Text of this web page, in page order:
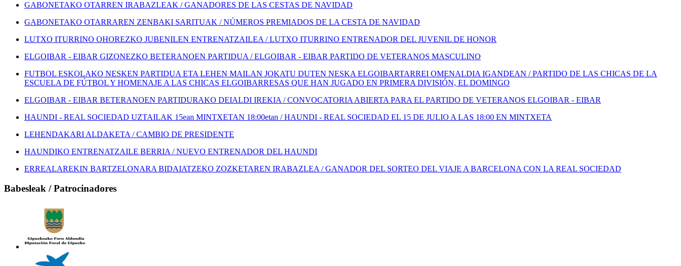
GABONETAKO OTARREN IRABAZLEAK / GANADORES DE LAS CESTAS DE NAVIDAD
GABONETAKO OTARRAREN ZENBAKI SARITUAK / NÚMEROS PREMIADOS DE LA CESTA DE NAVIDAD
LUTXO ITURRINO OHOREZKO JUBENILEN ENTRENATZAILEA / LUTXO ITURRINO ENTRENADOR DEL JUVENIL DE HONOR
ELGOIBAR - EIBAR GIZONEZKO BETERANOEN PARTIDUA / ELGOIBAR - EIBAR PARTIDO DE VETERANOS MASCULINO
FUTBOL ESKOLAKO NESKEN PARTIDUA ETA LEHEN MAILAN JOKATU DUTEN NESKA ELGOIBARTARREI OMENALDIA IGANDEAN / PARTIDO DE LAS CHICAS DE LA
ESCUELA DE FÚTBOL Y HOMENAJE A LAS CHICAS ELGOIBARRESAS QUE HAN JUGADO EN PRIMERA DIVISIÓN, EL DOMINGO
ELGOIBAR - EIBAR BETERANOEN PARTIDURAKO DEIALDI IREKIA / CONVOCATORIA ABIERTA PARA EL PARTIDO DE VETERANOS ELGOIBAR - EIBAR
HAUNDI - REAL SOCIEDAD UZTAILAK 15ean MINTXETAN 18:00etan / HAUNDI - REAL SOCIEDAD EL 15 DE JULIO A LAS 18:00 EN MINTXETA
LEHENDAKARI ALDAKETA / CAMBIO DE PRESIDENTE
HAUNDIKO ENTRENATZAILE BERRIA / NUEVO ENTRENADOR DEL HAUNDI
ERREALAREKIN BARTZELONARA BIDAIATZEKO ZOZKETAREN IRABAZLEA / GANADOR DEL SORTEO DEL VIAJE A BARCELONA CON LA REAL SOCIEDAD
Babesleak / Patrocinadores